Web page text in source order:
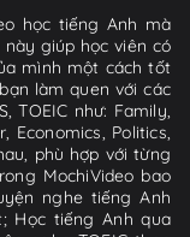
học tiếng Anh mà
giúp học viên có
mình một cách tốt
làm quen với các
TOEIC như: Family,
Economics, Politics,
phù hợp với từng
MochiVideo bao
nghe tiếng Anh
Học tiếng Anh qua